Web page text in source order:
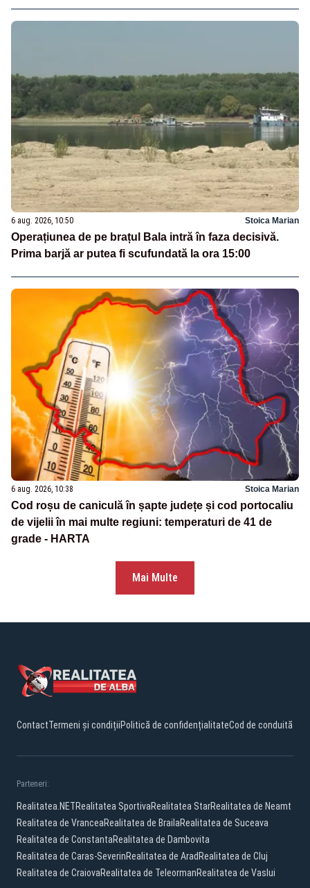
6 aug. 2026, 10:50 Stoica Marian
Operațiunea de pe brațul Bala intră în faza decisivă.
Prima barjă ar putea fi scufundată la ora 15:00
6 aug. 2026, 10:38 Stoica Marian
Cod roșu de caniculă în șapte județe și cod portocaliu
de vijelii în mai multe regiuni: temperaturi de 41 de
grade - HARTA
Mai Multe
ContactTermeni și condițiiPolitică de confidențialitateCod de conduită
Parteneri:
Realitatea.NETRealitatea SportivaRealitatea StarRealitatea de Neamt
Realitatea de VranceaRealitatea de BrailaRealitatea de Suceava
Realitatea de ConstantaRealitatea de Dambovita
Realitatea de Caras-SeverinRealitatea de Arad Realitatea de Cluj
Realitatea de CraiovaRealitatea de TeleormanRealitatea de Vaslui